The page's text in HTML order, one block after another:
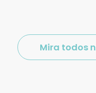
Mira todos